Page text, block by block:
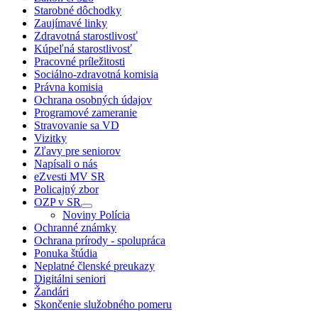
Starobné dôchodky
Zaujímavé linky
Zdravotná starostlivosť
Kúpeľná starostlivosť
Pracovné príležitosti
Sociálno-zdravotná komisia
Právna komisia
Ochrana osobných údajov
Programové zameranie
Stravovanie sa VD
Vizitky
Zľavy pre seniorov
Napísali o nás
eZvesti MV SR
Policajný zbor
OZP v SR
Noviny Polícia
Ochranné známky
Ochrana prírody - spolupráca
Ponuka štúdia
Neplatné členské preukazy
Digitálni seniori
Žandári
Skončenie služobného pomeru